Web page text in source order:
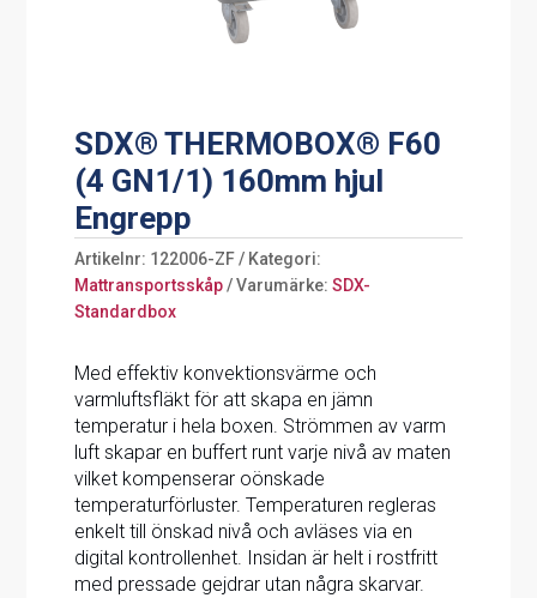
SDX® THERMOBOX® F60
(4 GN1/1) 160mm hjul
Engrepp
Artikelnr: 122006-ZF
Kategori:
Mattransportsskåp
Varumärke:SDX-
Standardbox
Med effektiv konvektionsvärme och
varmluftsfläkt för att skapa en jämn
temperatur i hela boxen. Strömmen av varm
luft skapar en buffert runt varje nivå av maten
vilket kompenserar oönskade
temperaturförluster. Temperaturen regleras
enkelt till önskad nivå och avläses via en
digital kontrollenhet. Insidan är helt i rostfritt
med pressade gejdrar utan några skarvar.